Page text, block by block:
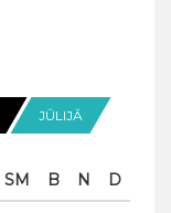
JŪLIJĀ
SM B N D